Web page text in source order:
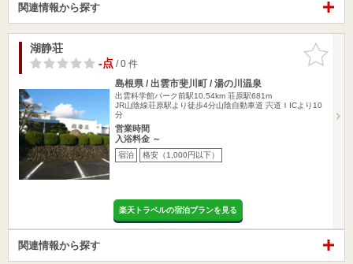
関連情報から探す
お気に入
りに追加
湖静荘
-点/ 0 件
島根県 / 出雲市斐川町 / 湯の川温泉
出雲科学館パーク前駅10.54km 荘原駅681m
JR山陰線荘原駅より徒歩4分山陰自動車道 宍道ＩICより10
分
営業時間
入浴料金 ～
宿泊 格安（1,000円以下）
楽天トラベルの宿泊プランを見る
関連情報から探す